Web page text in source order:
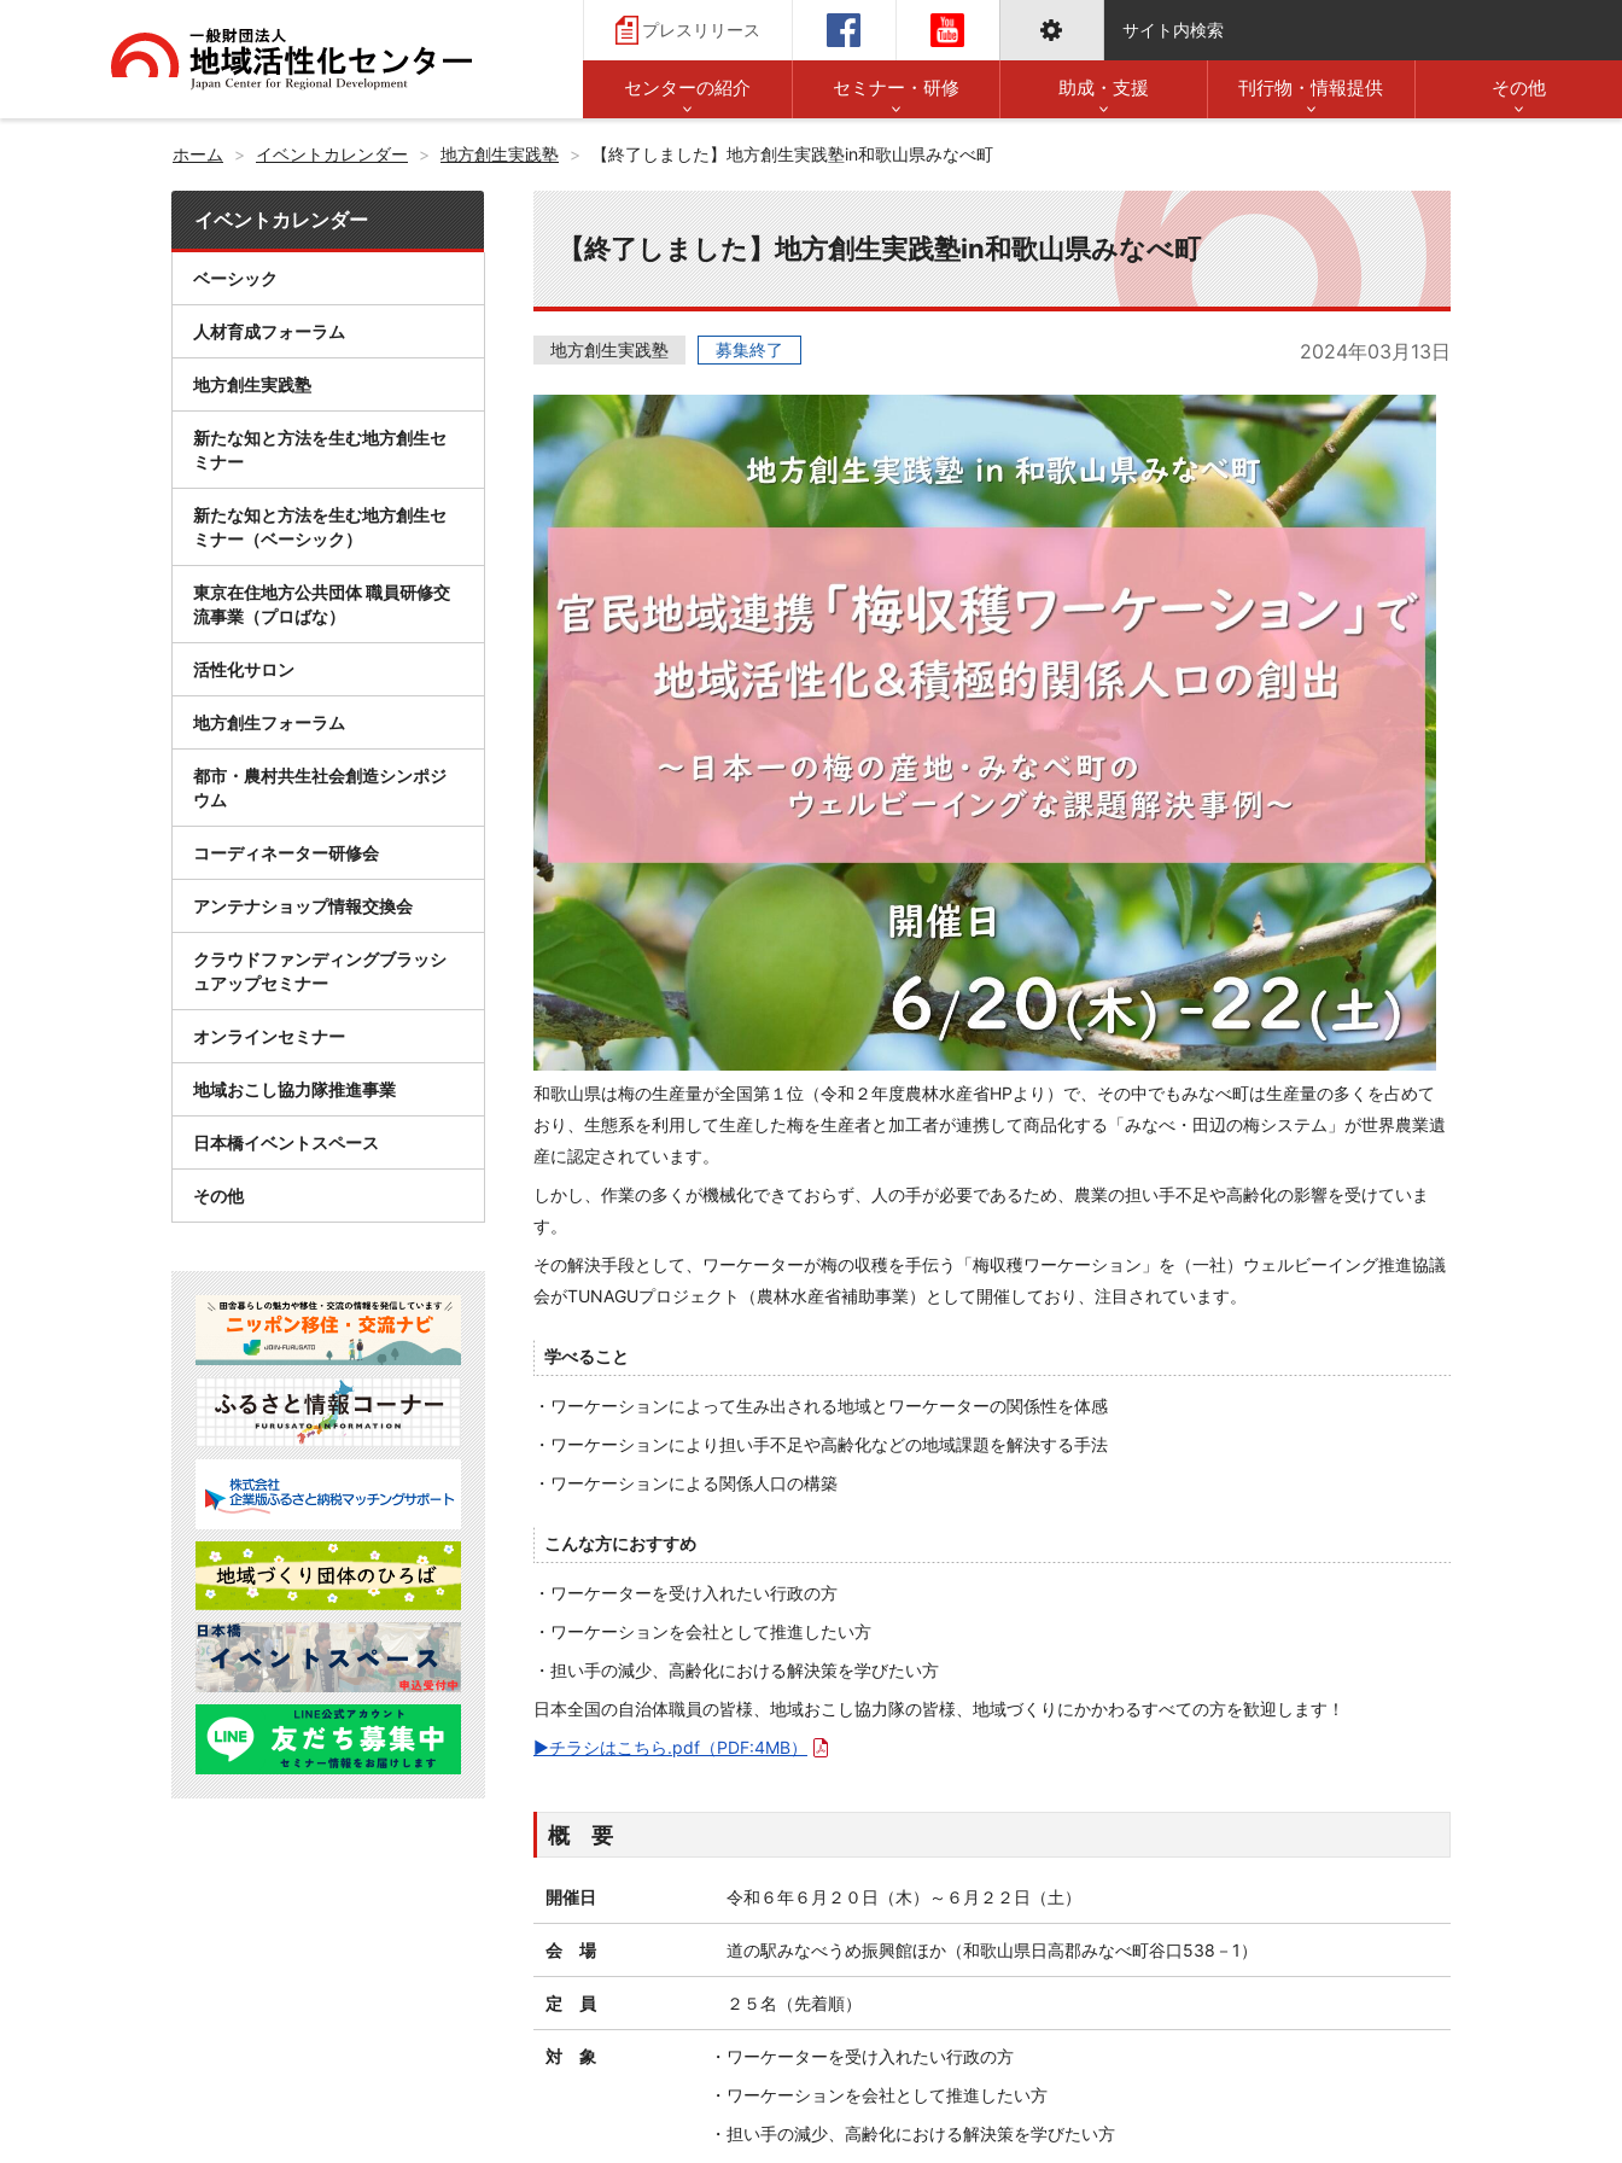
プレスリリース サイト内検索
センターの紹介 セミナー・研修 助成・支援 刊行物・情報提供 その他
ホーム イベントカレンダー 地方創生実践塾 【終了しました】地方創生実践塾in和歌山県みなべ町
【終了しました】地方創生実践塾in和歌山県みなべ町
地方創生実践塾 募集終了 2024年03月13日
和歌山県は梅の生産量が全国第１位（令和２年度農林水産省HPより）で、その中でもみなべ町は生産量の多くを占めて
おり、生態系を利用して生産した梅を生産者と加工者が連携して商品化する「みなべ・田辺の梅システム」が世界農業遺
産に認定されています。
しかし、作業の多くが機械化できておらず、人の手が必要であるため、農業の担い手不足や高齢化の影響を受けていま
す。
その解決手段として、ワーケーターが梅の収穫を手伝う「梅収穫ワーケーション」を（一社）ウェルビーイング推進協議
会がTUNAGUプロジェクト（農林水産省補助事業）として開催しており、注目されています。
学べること
・ワーケーションによって生み出される地域とワーケーターの関係性を体感
・ワーケーションにより担い手不足や高齢化などの地域課題を解決する手法
・ワーケーションによる関係人口の構築
こんな方におすすめ
・ワーケーターを受け入れたい行政の方
・ワーケーションを会社として推進したい方
・担い手の減少、高齢化における解決策を学びたい方
日本全国の自治体職員の皆様、地域おこし協力隊の皆様、地域づくりにかかわるすべての方を歓迎します！
▶チラシはこちら.pdf（PDF:4MB）
概 要
開催日 令和６年６月２０日（木）～６月２２日（土）
会 場 道の駅みなべうめ振興館ほか（和歌山県日高郡みなべ町谷口538－1）
定 員 ２５名（先着順）
対 象
・ワーケーターを受け入れたい行政の方
・ワーケーションを会社として推進したい方
・担い手の減少、高齢化における解決策を学びたい方
イベントカレンダー
ベーシック
人材育成フォーラム
地方創生実践塾
新たな知と方法を生む地方創生セ
ミナー
新たな知と方法を生む地方創生セ
ミナー（ベーシック）
東京在住地方公共団体 職員研修交
流事業（プロばな）
活性化サロン
地方創生フォーラム
都市・農村共生社会創造シンポジ
ウム
コーディネーター研修会
アンテナショップ情報交換会
クラウドファンディングブラッシ
ュアップセミナー
オンラインセミナー
地域おこし協力隊推進事業
日本橋イベントスペース
その他